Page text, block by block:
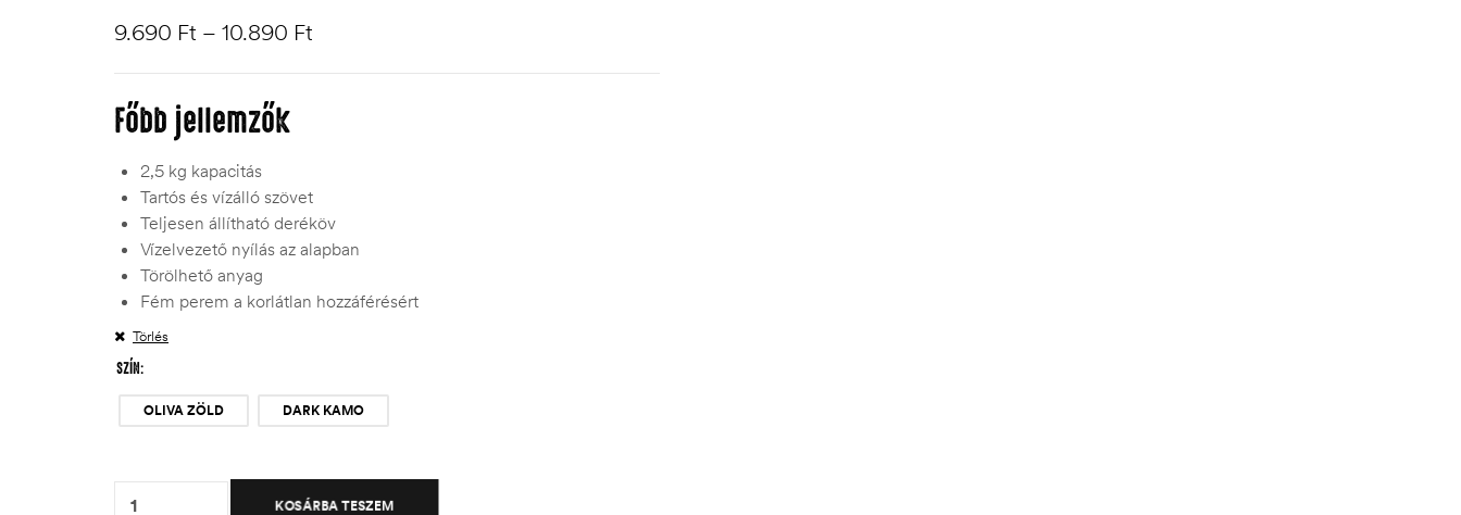
9.690 Ft – 10.890 Ft
Főbb jellemzők
2,5 kg kapacitás
Tartós és vízálló szövet
Teljesen állítható deréköv
Vízelvezető nyílás az alapban
Törölhető anyag
Fém perem a korlátlan hozzáférésért
SZÍN
OLIVA ZÖLD DARK KAMO
Törlés
KOSÁRBA TESZEM